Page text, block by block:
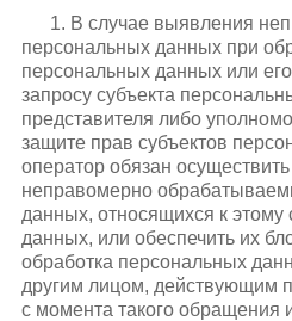
1. В случае выявления
персональных данных при
персональных данных или
запросу субъекта
представителя либо
защите прав субъектов
оператор обязан
неправомерно
данных, относящихся к этому
данных, или обеспечить их
обработка персональных
другим лицом, действующим
с момента такого обращения